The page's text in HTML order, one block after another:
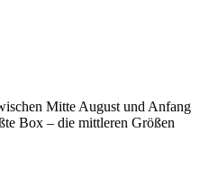
Mitte August und Anfang
Box – die mittleren Größen